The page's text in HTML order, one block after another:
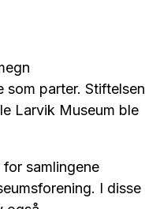
parter. Stiftelsen
Larvik Museum ble
samlingene
I disse